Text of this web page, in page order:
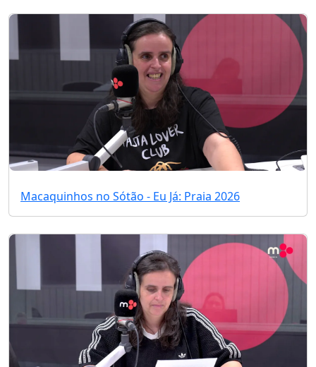
Macaquinhos no Sótão - Eu Já: Praia 2026